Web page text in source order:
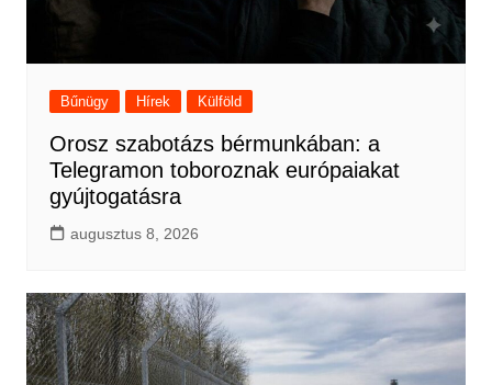
Bűnügy Hírek Külföld
Orosz szabotázs bérmunkában: a
Telegramon toboroznak európaiakat
gyújtogatásra
augusztus 8, 2026